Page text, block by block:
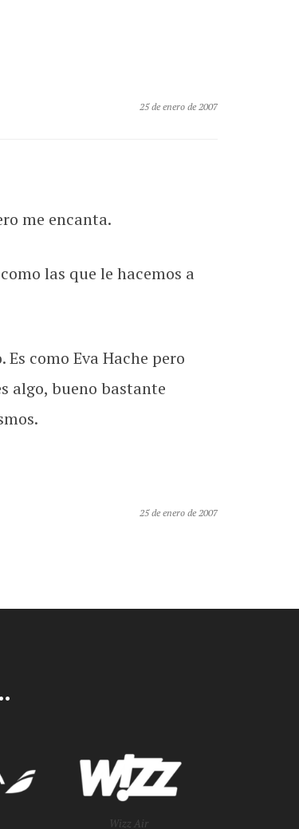
25 de enero de 2007
me encanta.
las que le hacemos a
como Eva Hache pero
algo, bueno bastante
25 de enero de 2007
Wizz Air